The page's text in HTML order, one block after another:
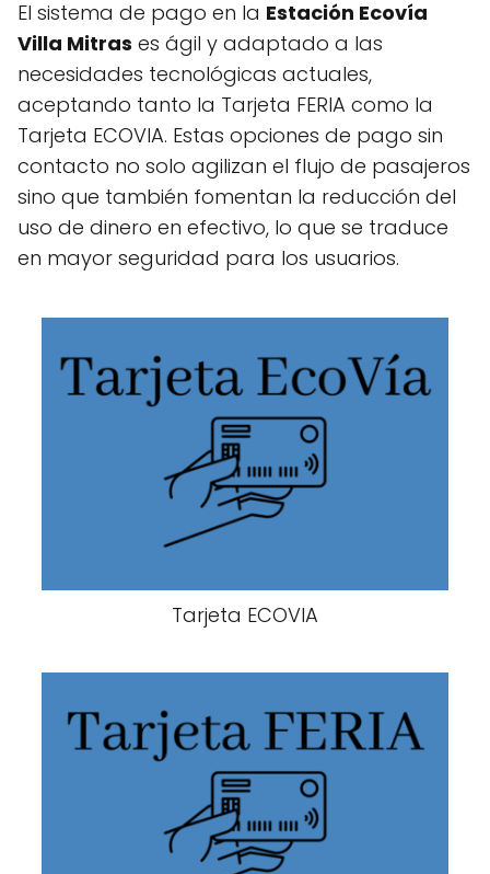
El sistema de pago en la Estación Ecovía
Villa Mitras es ágil y adaptado a las
necesidades tecnológicas actuales,
aceptando tanto la Tarjeta FERIA como la
Tarjeta ECOVIA. Estas opciones de pago sin
contacto no solo agilizan el flujo de pasajeros
sino que también fomentan la reducción del
uso de dinero en efectivo, lo que se traduce
en mayor seguridad para los usuarios.
Tarjeta ECOVIA